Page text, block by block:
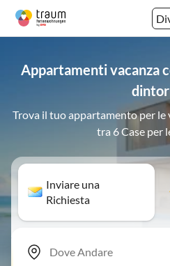
Appartamenti vacanza
Trova il tuo appartamento per le
tra 6 Case per
Inviare una
Richiesta